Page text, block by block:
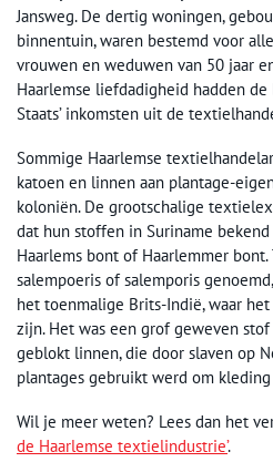
Jansweg. De dertig woningen,
binnentuin, waren bestemd voor
vrouwen en weduwen van 50 jaar
Haarlemse liefdadigheid hadden
Staats’ inkomsten uit de
Sommige Haarlemse
katoen en linnen aan plantage-
koloniën. De grootschalige
dat hun stoffen in Suriname
Haarlems bont of Haarlemmer
salempoeris of salemporis
het toenmalige Brits-Indië, waar
zijn. Het was een grof geweven
geblokt linnen, die door slaven op
plantages gebruikt werd om
Wil je meer weten? Lees dan het
de Haarlemse textielindustrie’.